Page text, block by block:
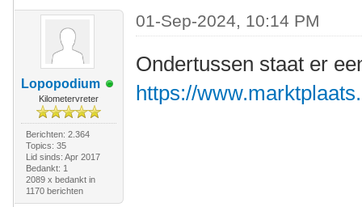
Lopopodium
Kilometervreter
Berichten: 2.364
Topics: 35
Lid sinds: Apr 2017
Bedankt: 1
2089 x bedankt in
1170 berichten
01-Sep-2024, 10:14 PM
Ondertussen staat er
https://